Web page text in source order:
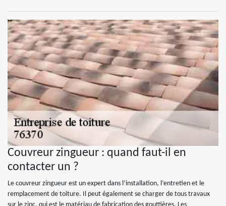
Couvreur zingueur : quand faut-il en
contacter un ?
Le couvreur zingueur est un expert dans l’installation, l’entretien et le
remplacement de toiture. Il peut également se charger de tous travaux